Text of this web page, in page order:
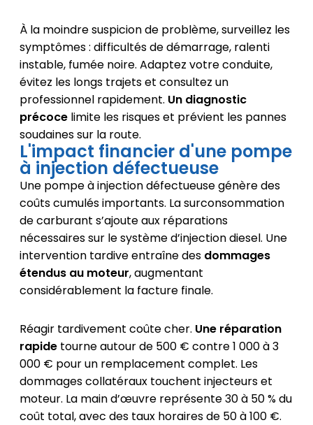
À la moindre suspicion de problème, surveillez les
symptômes : difficultés de démarrage, ralenti
instable, fumée noire. Adaptez votre conduite,
évitez les longs trajets et consultez un
professionnel rapidement. Un diagnostic
précocelimite les risques et prévient les pannes
soudaines sur la route.
L'impact financier d'une pompe
à injection défectueuse
Une pompe à injection défectueuse génère des
coûts cumulés importants. La surconsommation
de carburant s’ajoute aux réparations
nécessaires sur le système d’injection diesel. Une
intervention tardive entraîne des dommages
étendus au moteur, augmentant
considérablement la facture finale.
Réagir tardivement coûte cher. Une réparation
rapidetourne autour de 500 € contre 1 000 à 3
000 € pour un remplacement complet. Les
dommages collatéraux touchent injecteurs et
moteur. La main d’œuvre représente 30 à 50 % du
coût total, avec des taux horaires de 50 à 100 €.